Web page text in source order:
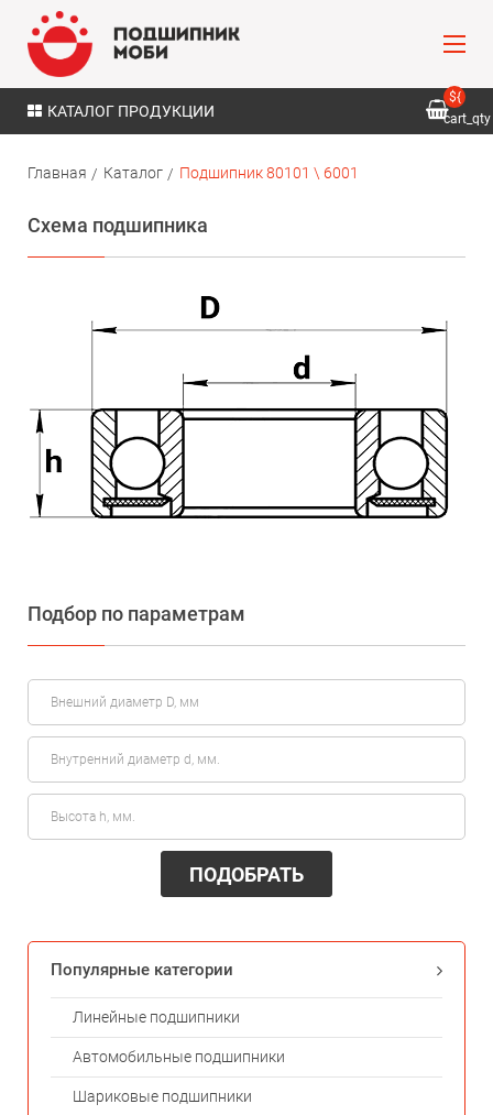
КАТАЛОГ ПРОДУКЦИИ
${
cart_qty
Главная Каталог Подшипник 80101 \ 6001
Схема подшипника
Подбор по параметрам
ПОДОБРАТЬ
Популярные категории
Линейные подшипники
Автомобильные подшипники
Шариковые подшипники